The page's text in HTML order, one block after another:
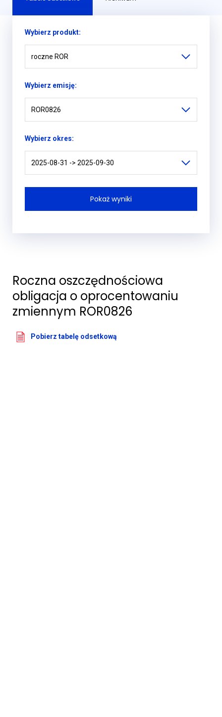
Wybierz produkt:
roczne ROR
Wybierz emisję:
ROR0826
Wybierz okres:
2025-08-31 -> 2025-09-30
Roczna oszczędnościowa
obligacja o oprocentowaniu
zmiennym ROR0826
Pobierz tabelę odsetkową